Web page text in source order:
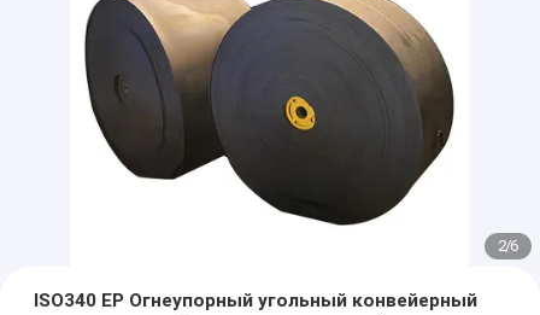
2/6
ISO340 EP Огнеупорный угольный конвейерный